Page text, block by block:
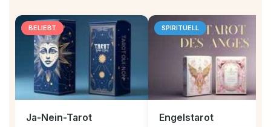
BELIEBT
Ja-Nein-Tarot
SPIRITUELL
Engelstarot